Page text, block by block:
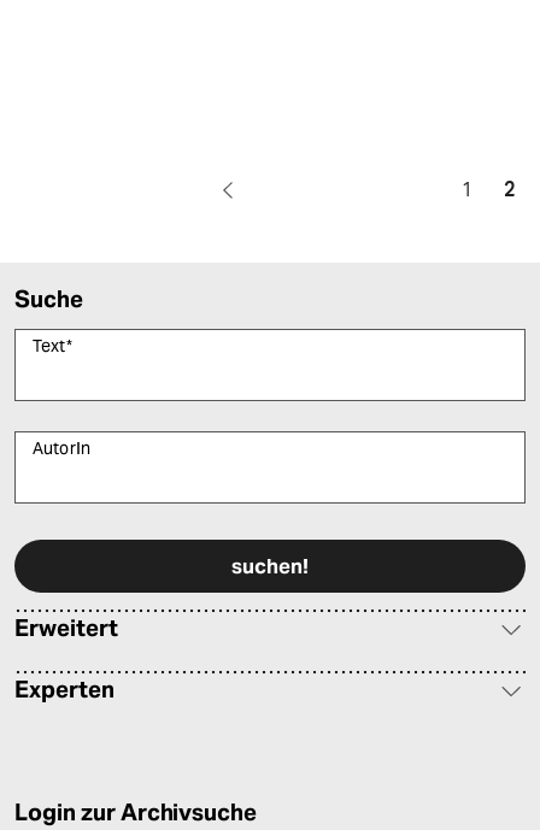
1 2
Suche
Text*
AutorIn
Erweitert
Experten
Login zur Archivsuche